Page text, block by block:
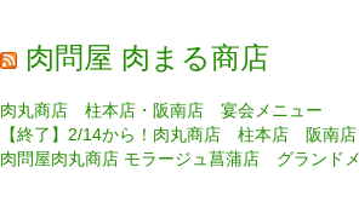
肉問屋 肉まる商店
肉丸商店 柱本店・阪南店 宴会メニュー
【終了】2/14から！肉丸商店 柱本店 阪南
肉問屋肉丸商店 モラージュ菖蒲店 グランド